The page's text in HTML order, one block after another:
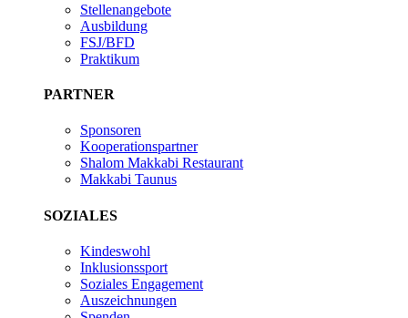
Stellenangebote
Ausbildung
FSJ/BFD
Praktikum
PARTNER
Sponsoren
Kooperationspartner
Shalom Makkabi Restaurant
Makkabi Taunus
SOZIALES
Kindeswohl
Inklusionssport
Soziales Engagement
Auszeichnungen